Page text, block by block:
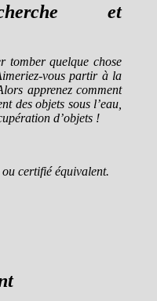
et
tomber quelque chose
vous partir à la
apprenez comment
des objets sous l’eau,
d’objets !
certifié équivalent.